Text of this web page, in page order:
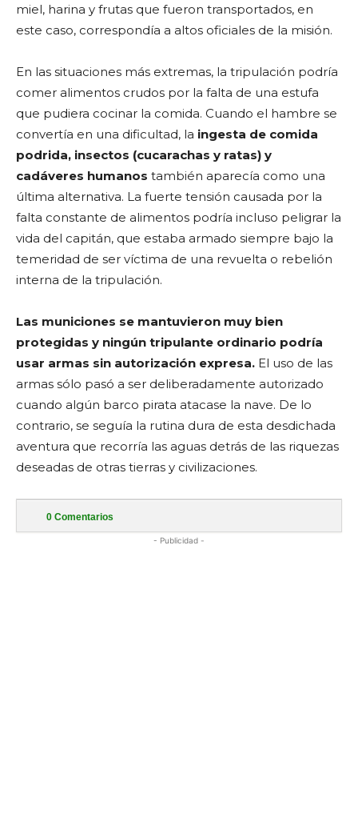
miel, harina y frutas que fueron transportados, en
este caso, correspondía a altos oficiales de la misión.
En las situaciones más extremas, la tripulación podría
comer alimentos crudos por la falta de una estufa
que pudiera cocinar la comida. Cuando el hambre se
convertía en una dificultad, la ingesta de comida
podrida, insectos (cucarachas y ratas) y
cadáveres humanos también aparecía como una
última alternativa. La fuerte tensión causada por la
falta constante de alimentos podría incluso peligrar la
vida del capitán, que estaba armado siempre bajo la
temeridad de ser víctima de una revuelta o rebelión
interna de la tripulación.
Las municiones se mantuvieron muy bien
protegidas y ningún tripulante ordinario podría
usar armas sin autorización expresa. El uso de las
armas sólo pasó a ser deliberadamente autorizado
cuando algún barco pirata atacase la nave. De lo
contrario, se seguía la rutina dura de esta desdichada
aventura que recorría las aguas detrás de las riquezas
deseadas de otras tierras y civilizaciones.
0 Comentarios
- Publicidad -